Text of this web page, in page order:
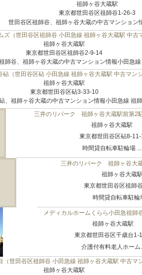
祖師ヶ谷大蔵駅
東京都世田谷区祖師谷1-26-3
世田谷区祖師谷、祖師ヶ谷大蔵の中古マンション
ズ（世田谷区祖師谷 小田急線 祖師ヶ谷大蔵駅 中古
祖師ヶ谷大蔵駅
東京都世田谷区祖師谷2-9-14
師谷、祖師ヶ谷大蔵の中古マンション情報小田急線
砧（世田谷区砧 小田急線 祖師ヶ谷大蔵駅 中古マン
祖師ヶ谷大蔵駅
東京都世田谷区砧3-33-10
、祖師ヶ谷大蔵の中古マンション情報小田急線 祖
三井のリパーク 祖師ヶ谷大蔵駅前第2
祖師ヶ谷大蔵駅
東京都世田谷区砧8-11-
時間貸自転車駐輪場 ...
三井のリパーク 祖師ヶ谷大
祖師ヶ谷大蔵
東京都世田谷区祖師
時間貸自転車駐輪
メディカルホームくらら小田急祖師
祖師ヶ谷大蔵駅
東京都世田谷区千歳台1-
介護付有料老人ホーム
（世田谷区祖師谷 小田急線 祖師ヶ谷大蔵駅 中古マ
祖師ヶ谷大蔵駅